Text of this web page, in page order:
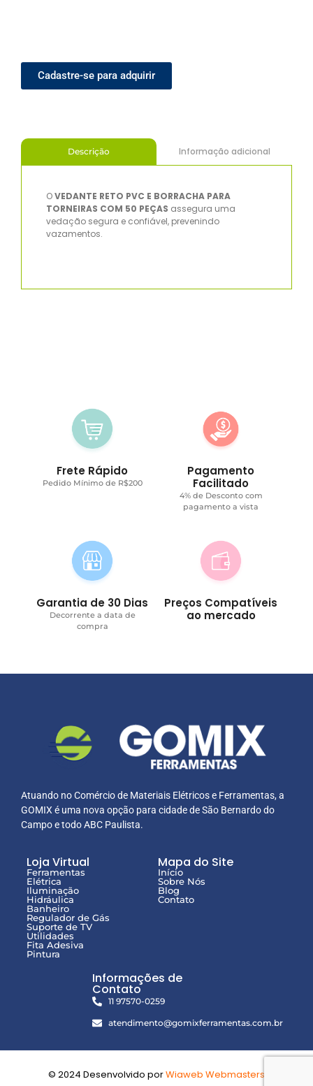
Cadastre-se para adquirir
Descrição Informação adicional
OVEDANTE RETO PVC E BORRACHA PARA
TORNEIRAS COM 50 PEÇAS assegura uma
vedação segura e confiável, prevenindo
vazamentos.
Frete Rápido
Pedido Mínimo de R$200
Pagamento
Facilitado
4% de Desconto com
pagamento a vista
Garantia de 30 Dias
Decorrente a data de
compra
Preços Compatíveis
ao mercado
Atuando no Comércio de Materiais Elétricos e Ferramentas, a
GOMIX é uma nova opção para cidade de São Bernardo do
Campo e todo ABC Paulista.
Loja Virtual
Ferramentas
Elétrica
Iluminação
Hidráulica
Banheiro
Regulador de Gás
Suporte de TV
Utilidades
Fita Adesiva
Pintura
Mapa do Site
Início
Sobre Nós
Blog
Contato
Informações de
Contato
11 97570-0259
atendimento@gomixferramentas.com.br
© 2024 Desenvolvido porWiaweb Webmasters